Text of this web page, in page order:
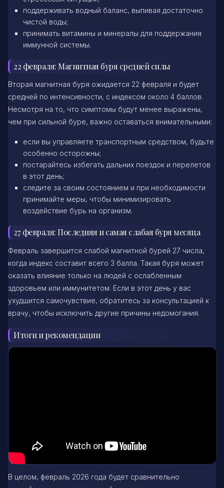
поддерживать водный баланс, выпивая достаточно
чистой воды;
принимать витамины и минералы для поддержания
иммунной системы.
22 февраля: Магнитная буря средней силы
Вторая магнитная буря ожидается 22 февраля и будет
средней по интенсивности, с индексом около 4 баллов.
Несмотря на то, что симптомы будут менее выражены,
чем при сильной буре, важно оставаться внимательными:
если вы управляете транспортным средством, будьте
особенно осторожны;
постарайтесь избегать дальних поездок и перелетов
в этот день;
следите за своим состоянием и при необходимости
принимайте меры, чтобы минимизировать
воздействие бурь на организм.
27 февраля: Последняя и самая слабая буря месяца
Февраль завершится слабой магнитной бурей 27 числа,
когда индекс составит всего 3 балла. Такая буря может
оказать влияние только на людей с ослабленным
здоровьем или иммунитетом. Если в этот день у вас
ухудшится самочувствие, обратитесь за консультацией к
врачу, чтобы исключить другие причины недомогания.
Итоги и рекомендации
В целом, февраль 2026 года будет сравнительно